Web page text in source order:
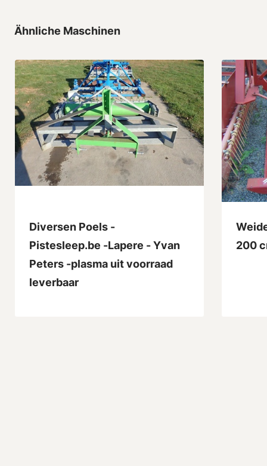
Ähnliche Maschinen
Diversen Poels -
Pistesleep.be -Lapere - Yvan
Peters -plasma uit voorraad
leverbaar
200